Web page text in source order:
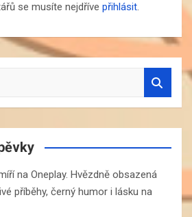
se musíte nejdříve přihlásit.
na Oneplay. Hvězdně obsazená
příběhy, černý humor i lásku na